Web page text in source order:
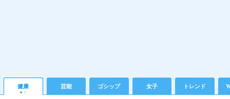
健康 芸能 ゴシップ 女子 トレンド